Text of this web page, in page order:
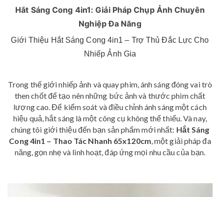
Hắt Sáng Cong 4in1: Giải Pháp Chụp Ảnh Chuyên
Nghiệp Đa Năng
Giới Thiệu Hắt Sáng Cong 4in1 – Trợ Thủ Đắc Lực Cho
Nhiếp Ảnh Gia
Trong thế giới nhiếp ảnh và quay phim, ánh sáng đóng vai trò
then chốt để tạo nên những bức ảnh và thước phim chất
lượng cao. Để kiểm soát và điều chỉnh ánh sáng một cách
hiệu quả, hắt sáng là một công cụ không thể thiếu. Và nay,
chúng tôi giới thiệu đến bạn sản phẩm mới nhất: Hắt Sáng
Cong 4in1 – Thao Tác Nhanh 65x120cm, một giải pháp đa
năng, gọn nhẹ và linh hoạt, đáp ứng mọi nhu cầu của bạn.